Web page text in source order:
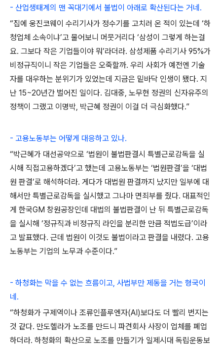
- 산업생태계의 맨 꼭대기에서 불법이 아래로 확산된다는 거네.
“집에 웅진코웨이 수리기사가 정수기를 고치러 온 적이 있는데 ‘하
청업체 소속이냐’고 물어보니 머뭇거리다 ‘삼성이 그렇게 하는걸
요. 그보다 작은 기업들이야 뭐’라더라. 삼성제품 수리기사 95%가
비정규직이니 작은 기업들은 오죽할까. 우리 사회가 예전엔 기술
자를 대우하는 분위기가 있었는데 지금은 밑바닥 인생이 됐다. 지
난 15~20년간 벌어진 일이다. 김대중, 노무현 정권의 신자유주의
정책이 그랬고 이명박, 박근혜 정권이 이걸 더 극심화했다.”
- 고용노동부는 어떻게 대응하고 있나.
“박근혜가 대선공약으로 ‘법원이 불법판결시 특별근로감독을 실
시해 직접고용하겠다’고 했는데 고용노동부는 ‘법원판결’을 ‘대법
원 판결’로 해석하더라. 게다가 대법원 판결까지 났지만 일부에 대
해서만 특별근로감독을 실시했고 그나마 면죄부를 줬다. 대표적인
게 한국GM 창원공장인데 대법의 불법판결이 난 뒤 특별근로감독
을 실시해 ‘정규직과 비정규직 라인을 분리한 만큼 적법도급’이라
고 발표했다. 근데 법원이 이것도 불법이라고 판결을 내렸다. 고용
노동부는 기업의 노무과 수준이다.”
- 하청화는 막을 수 없는 흐름이고, 사법부만 제동을 거는 형국이
네.
“하청화가 구제역이나 조류인플루엔자(AI)보다도 더 빨리 번지는
것 같다. 만도헬라가 노조를 만드니 파견회사 사장이 업체를 폐업
하더라. 하청화의 확산으로 노조를 만들기가 일제시대 독립운동보